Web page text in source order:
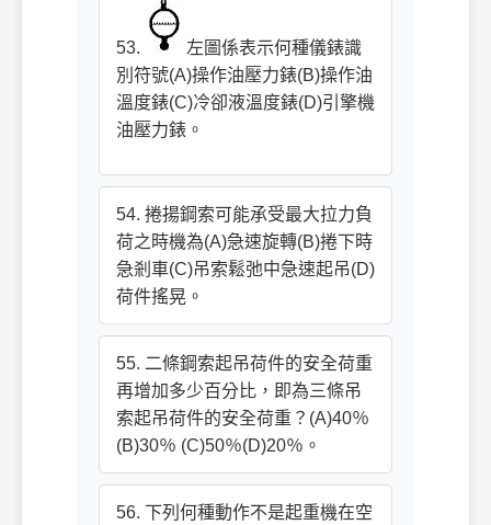
53.
左圖係表示何種儀錶識
別符號(A)操作油壓力錶(B)操作油
溫度錶(C)冷卻液溫度錶(D)引擎機
油壓力錶。
54. 捲揚鋼索可能承受最大拉力負
荷之時機為(A)急速旋轉(B)捲下時
急剎車(C)吊索鬆弛中急速起吊(D)
荷件搖晃。
55. 二條鋼索起吊荷件的安全荷重
再增加多少百分比，即為三條吊
索起吊荷件的安全荷重？(A)40％
(B)30％ (C)50％(D)20％。
56. 下列何種動作不是起重機在空